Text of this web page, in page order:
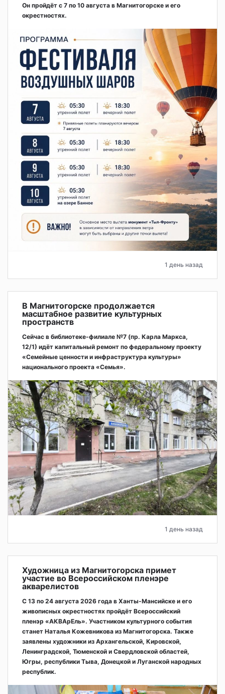
Он пройдёт с 7 по 10 августа в Магнитогорске и его
окрестностях.
1 день назад
В Магнитогорске продолжается
масштабное развитие культурных
пространств
Сейчас в библиотеке-филиале №7 (пр. Карла Маркса,
12/1) идёт капитальный ремонт по федеральному проекту
«Семейные ценности и инфраструктура культуры»
национального проекта «Семья».
1 день назад
Художница из Магнитогорска примет
участие во Всероссийском пленэре
акварелистов
С 13 по 24 августа 2026 года в Ханты-Мансийске и его
живописных окрестностях пройдёт Всероссийский
пленэр «АКВАрЕль». Участником культурного события
станет Наталья Кожевникова из Магнитогорска. Также
заявлены художники из Архангельской, Кировской,
Ленинградской, Тюменской и Свердловской областей,
Югры, республики Тыва, Донецкой и Луганской народных
республик.